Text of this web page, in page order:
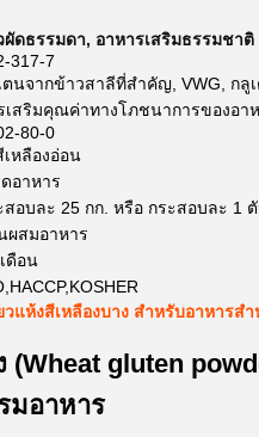
ผัดธรรมดา, อาหารเสริมธรรมชาติ
317-7
ตนจากข้าวสาลีที่สำคัญ, VWG, กลู
เสริมคุณค่าทางโภชนาการของอา
80-0
เหลืองอ่อน
ดอาหาร
สอบละ 25 กก. หรือ กระสอบละ 1
ผสมอาหาร
ดือน
แห้งสีเหลืองบาง สําหรับอาหารสํ
(Wheat gluten
มอาหาร